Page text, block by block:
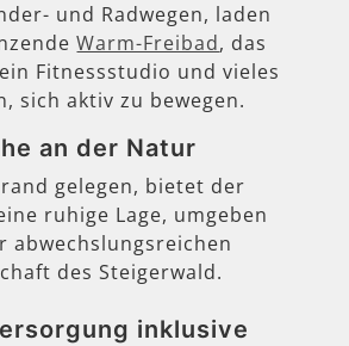
und Radwegen, laden
Warm-Freibad, das
Fitnessstudio und vieles
sich aktiv zu bewegen.
an der Natur
gelegen, bietet der
ruhige Lage, umgeben
abwechslungsreichen
des Steigerwald.
inklusive